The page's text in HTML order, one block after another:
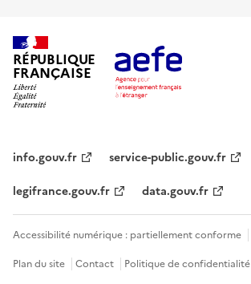
RÉPUBLIQUE
FRANÇAISE
info.gouv.fr
service-public.gouv.fr
legifrance.gouv.fr
data.gouv.fr
Accessibilité numérique : partiellement conforme
Plan du site
Contact Politique de confidentialité